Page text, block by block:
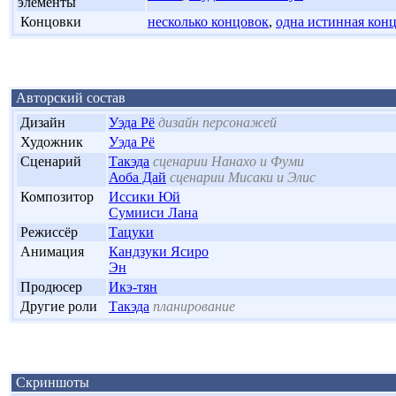
Концовки несколько концовок, одна истинная
Авторский состав
Дизайн Уэда Рё дизайн персонажей
Художник
Уэда Рё
Сценарий Такэда сценарии Нанахо и Фуми
Аоба Дай сценарии Мисаки и Элис
Композитор
Иссики Юй
Сумииси Лана
Режиссёр
Тацуки
Анимация
Кандзуки Ясиро
Эн
Продюсер
Икэ-тян
Другие роли Такэда планирование
Скриншоты